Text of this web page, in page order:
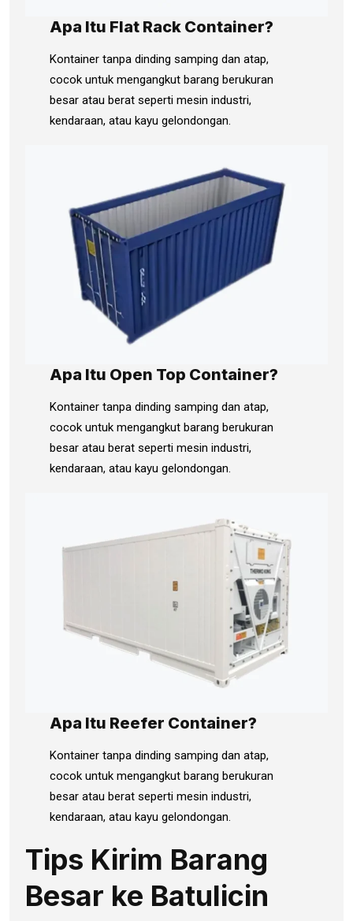
Apa Itu Flat Rack Container?
Kontainer tanpa dinding samping dan atap,
cocok untuk mengangkut barang berukuran
besar atau berat seperti mesin industri,
kendaraan, atau kayu gelondongan.
Apa Itu Open Top Container?
Kontainer tanpa dinding samping dan atap,
cocok untuk mengangkut barang berukuran
besar atau berat seperti mesin industri,
kendaraan, atau kayu gelondongan.
Apa Itu Reefer Container?
Kontainer tanpa dinding samping dan atap,
cocok untuk mengangkut barang berukuran
besar atau berat seperti mesin industri,
kendaraan, atau kayu gelondongan.
Tips Kirim Barang
Besar ke Batulicin